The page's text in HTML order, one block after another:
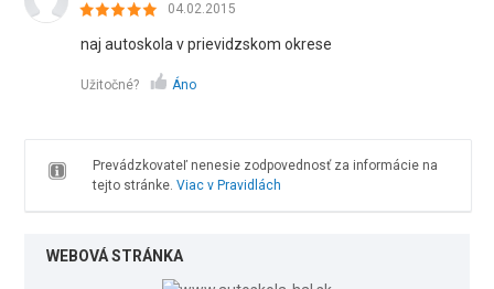
04.02.2015
naj autoskola v prievidzskom okrese
Užitočné? Áno
Prevádzkovateľ nenesie zodpovednosť za informácie na
tejto stránke. Viac v Pravidlách
WEBOVÁ STRÁNKA